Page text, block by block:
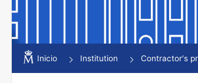
Show/Hide
Inicio Institution Contractor's